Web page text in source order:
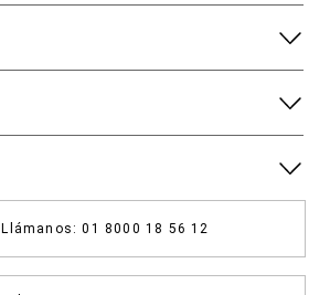
Llámanos: 01 8000 18 56 12